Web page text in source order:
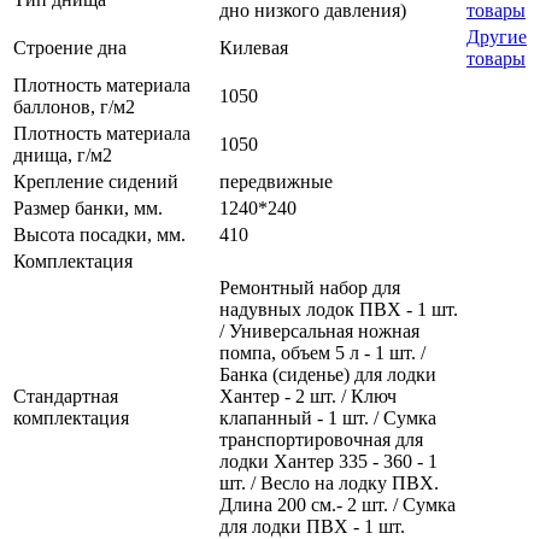
дно низкого давления)
товары
Строение дна
Килевая
Другие
товары
Плотность материала
баллонов, г/м2
1050
Плотность материала
днища, г/м2
1050
Крепление сидений
передвижные
Размер банки, мм.
1240*240
Высота посадки, мм.
410
Комплектация
Стандартная
комплектация
Ремонтный набор для
надувных лодок ПВХ - 1 шт.
/ Универсальная ножная
помпа, объем 5 л - 1 шт. /
Банка (сиденье) для лодки
Хантер - 2 шт. / Ключ
клапанный - 1 шт. / Сумка
транспортировочная для
лодки Хантер 335 - 360 - 1
шт. / Весло на лодку ПВХ.
Длина 200 см.- 2 шт. / Сумка
для лодки ПВХ - 1 шт.